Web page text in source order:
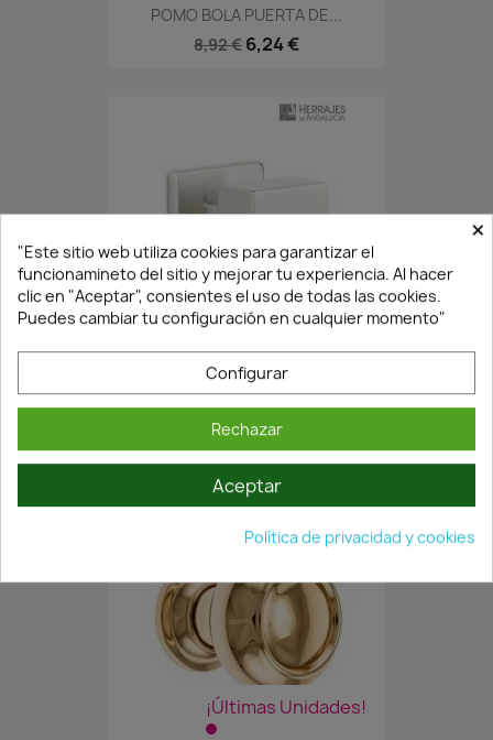
POMO BOLA PUERTA DE...
8,92 € 6,24 €
En Stock·Envío 24/48h
POMO PUERTA...
14,21 €9,94 €
¡Últimas Unidades!
×
"Este sitio web utiliza cookies para garantizar el
funcionamineto del sitio y mejorar tu experiencia. Al hacer
clic en "Aceptar", consientes el uso de todas las cookies.
Puedes cambiar tu configuración en cualquier momento"
Configurar
Rechazar
Aceptar
Política de privacidad y cookies